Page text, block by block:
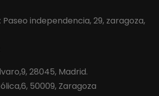
: Paseo independencia, 29, zaragoza,
28045, Madrid.
50009, Zaragoza